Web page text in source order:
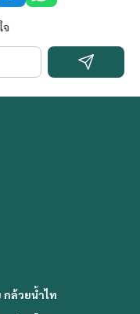
จ
กล้วยน้ำไท